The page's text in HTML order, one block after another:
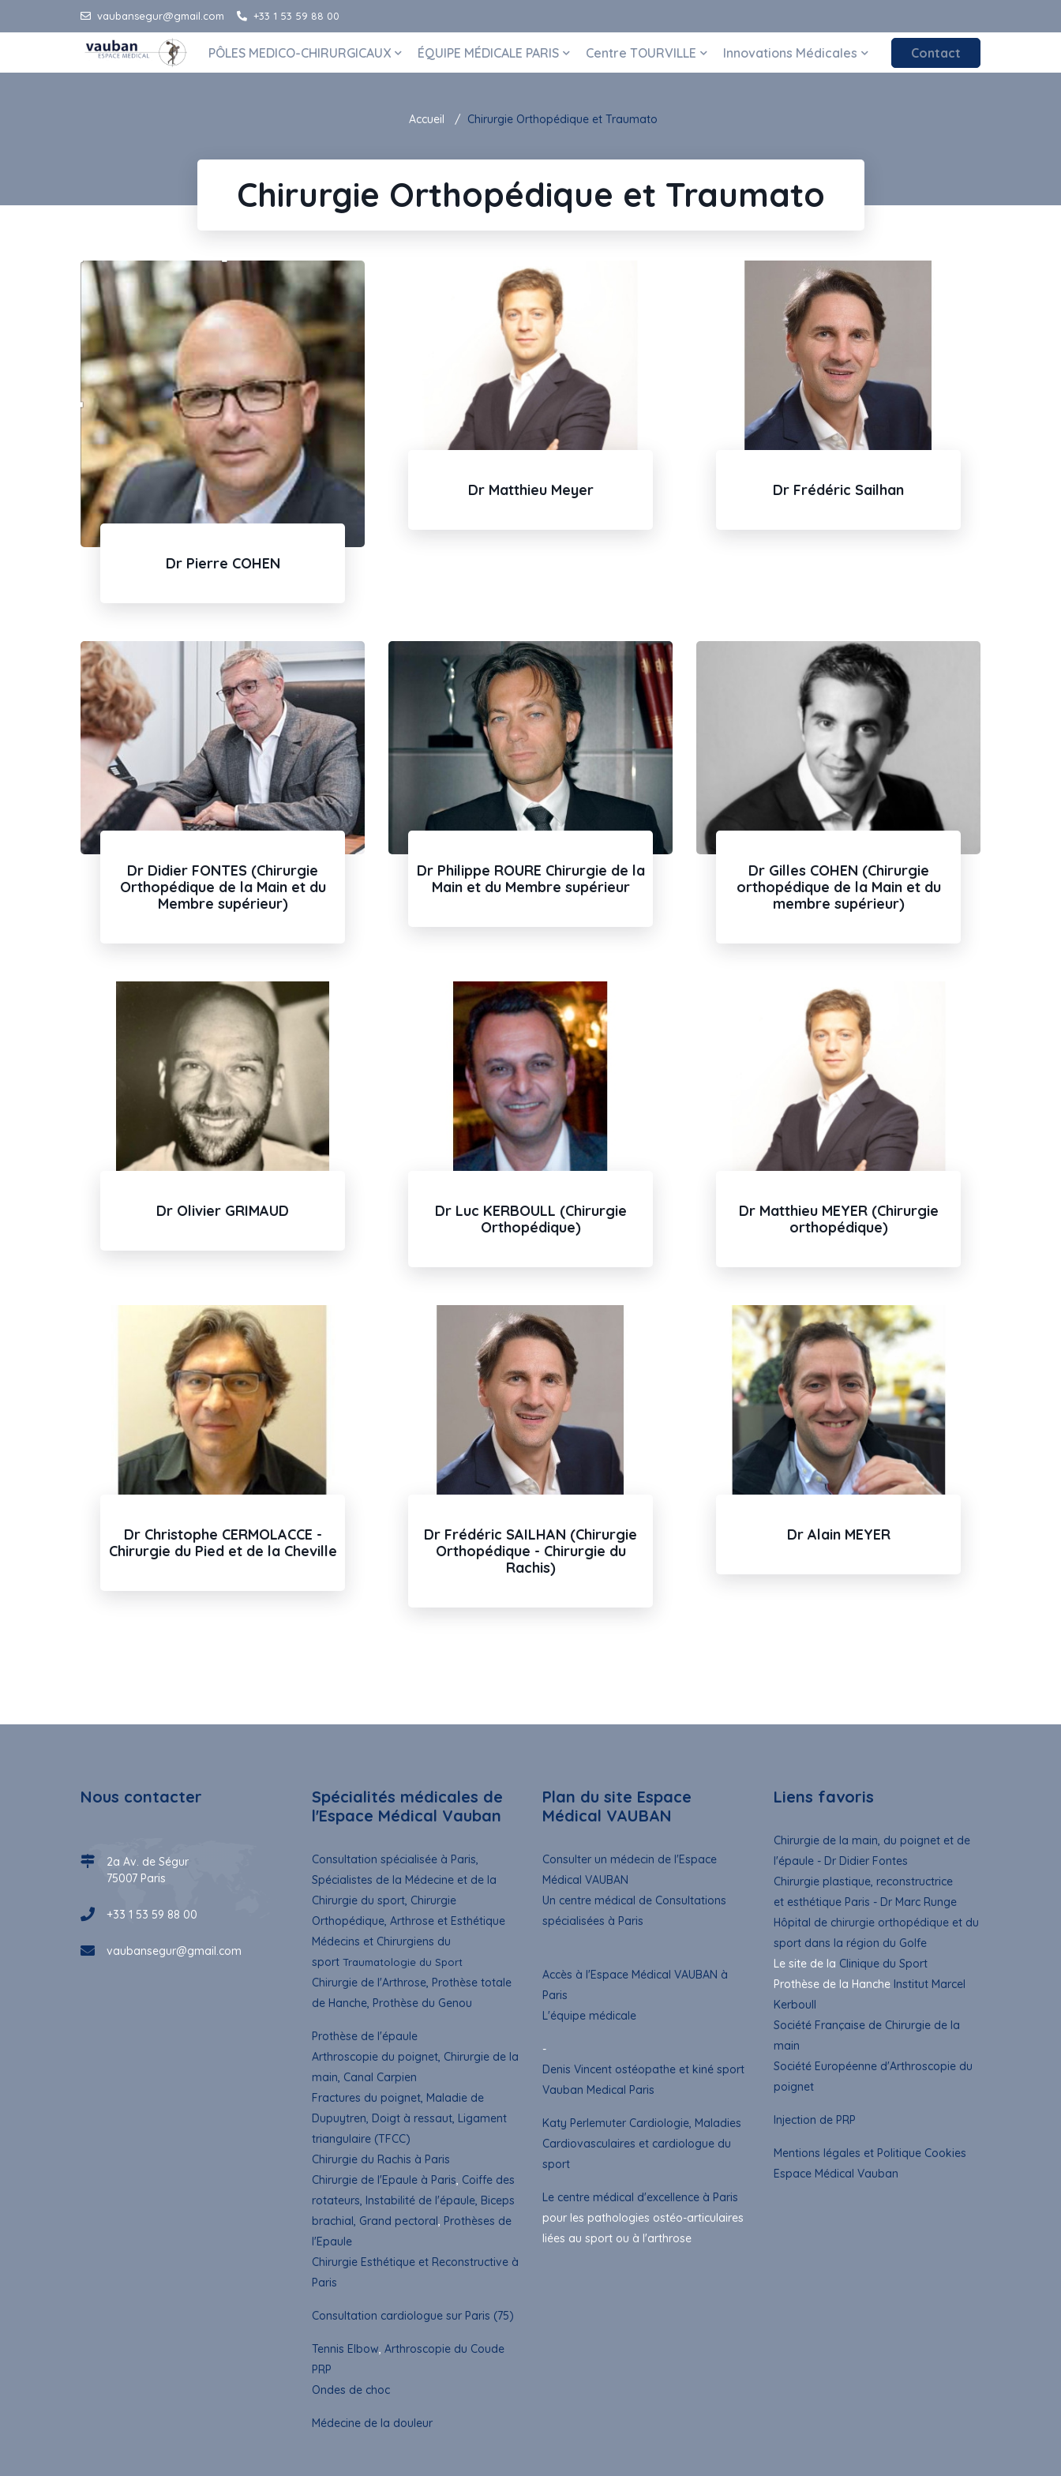
vaubansegur@gmail.com +33 1 53 59 88 00
PÔLES MEDICO-CHIRURGICAUX ÉQUIPE MÉDICALE PARIS Centre TOURVILLE Innovations Médicales Contact
Accueil Chirurgie Orthopédique et Traumato
Chirurgie Orthopédique et Traumato
Dr Pierre COHEN
Dr Matthieu Meyer Dr Frédéric Sailhan
Dr Didier FONTES (Chirurgie
Orthopédique de la Main et du
Membre supérieur)
Dr Philippe ROURE Chirurgie de la
Main et du Membre supérieur
Dr Gilles COHEN (Chirurgie
orthopédique de la Main et du
membre supérieur)
Dr Olivier GRIMAUD
Dr Luc KERBOULL (Chirurgie
Orthopédique)
Dr Matthieu MEYER (Chirurgie
orthopédique)
Dr Christophe CERMOLACCE -
Chirurgie du Pied et de la Cheville
Dr Frédéric SAILHAN (Chirurgie
Orthopédique - Chirurgie du
Rachis)
Dr Alain MEYER
Nous contacter
2a Av. de Ségur
75007 Paris
+33 1 53 59 88 00
vaubansegur@gmail.com
Spécialités médicales de
l'Espace Médical Vauban
Consultation spécialisée à Paris,
Spécialistes de la Médecine et de la
Chirurgie du sport, Chirurgie
Orthopédique, Arthrose et Esthétique
Médecins et Chirurgiens du
sport Traumatologie du Sport
Chirurgie de l'Arthrose, Prothèse totale
de Hanche, Prothèse du Genou
Prothèse de l'épaule
Arthroscopie du poignet, Chirurgie de la
main, Canal Carpien
Fractures du poignet, Maladie de
Dupuytren, Doigt à ressaut, Ligament
triangulaire (TFCC)
Chirurgie du Rachis à Paris
Chirurgie de l'Epaule à Paris, Coiffe des
rotateurs, Instabilité de l'épaule, Biceps
brachial, Grand pectoral, Prothèses de
l'Epaule
Chirurgie Esthétique et Reconstructive à
Paris
Consultation cardiologue sur Paris (75)
Tennis Elbow, Arthroscopie du Coude
PRP
Ondes de choc
Médecine de la douleur
Plan du site Espace
Médical VAUBAN
Consulter un médecin de l'Espace
Médical VAUBAN
Un centre médical de Consultations
spécialisées à Paris
Accès à l'Espace Médical VAUBAN à
Paris
L'équipe médicale
-
Denis Vincent ostéopathe et kiné sport
Vauban Medical Paris
Katy Perlemuter Cardiologie, Maladies
Cardiovasculaires et cardiologue du
sport
Le centre médical d'excellence à Paris
pour les pathologies ostéo-articulaires
liées au sport ou à l'arthrose
Liens favoris
Chirurgie de la main, du poignet et de
l'épaule - Dr Didier Fontes
Chirurgie plastique, reconstructrice
et esthétique Paris - Dr Marc Runge
Hôpital de chirurgie orthopédique et du
sport dans la région du Golfe
Le site de la Clinique du Sport
Prothèse de la Hanche Institut Marcel
Kerboull
Société Française de Chirurgie de la
main
Société Européenne d'Arthroscopie du
poignet
Injection de PRP
Mentions légales et Politique Cookies
Espace Médical Vauban